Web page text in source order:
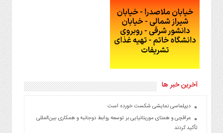
آخرین خبر ها
دیپلماسی نمایشی شکست خورده است
عراقچی و همتای موریتانیایی بر توسعه روابط دوجانبه و همکاری بین‌المللی
تأکید کردند